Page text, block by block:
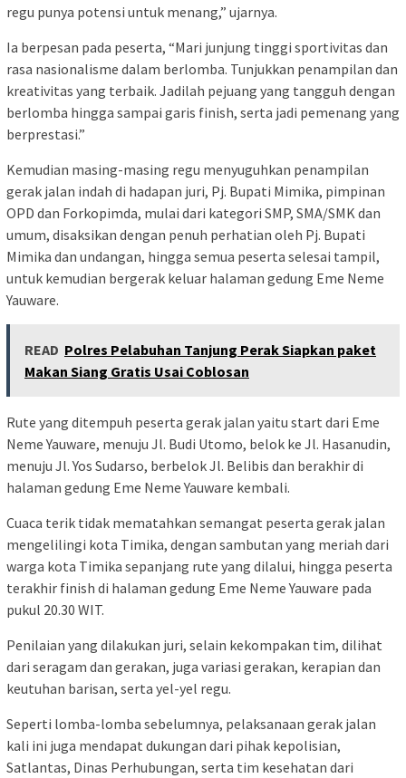
regu punya potensi untuk menang,” ujarnya.
Ia berpesan pada peserta, “Mari junjung tinggi sportivitas dan
rasa nasionalisme dalam berlomba. Tunjukkan penampilan dan
kreativitas yang terbaik. Jadilah pejuang yang tangguh dengan
berlomba hingga sampai garis finish, serta jadi pemenang yang
berprestasi.”
Kemudian masing-masing regu menyuguhkan penampilan
gerak jalan indah di hadapan juri, Pj. Bupati Mimika, pimpinan
OPD dan Forkopimda, mulai dari kategori SMP, SMA/SMK dan
umum, disaksikan dengan penuh perhatian oleh Pj. Bupati
Mimika dan undangan, hingga semua peserta selesai tampil,
untuk kemudian bergerak keluar halaman gedung Eme Neme
Yauware.
READ Polres Pelabuhan Tanjung Perak Siapkan paket
Makan Siang Gratis Usai Coblosan
Rute yang ditempuh peserta gerak jalan yaitu start dari Eme
Neme Yauware, menuju Jl. Budi Utomo, belok ke Jl. Hasanudin,
menuju Jl. Yos Sudarso, berbelok Jl. Belibis dan berakhir di
halaman gedung Eme Neme Yauware kembali.
Cuaca terik tidak mematahkan semangat peserta gerak jalan
mengelilingi kota Timika, dengan sambutan yang meriah dari
warga kota Timika sepanjang rute yang dilalui, hingga peserta
terakhir finish di halaman gedung Eme Neme Yauware pada
pukul 20.30 WIT.
Penilaian yang dilakukan juri, selain kekompakan tim, dilihat
dari seragam dan gerakan, juga variasi gerakan, kerapian dan
keutuhan barisan, serta yel-yel regu.
Seperti lomba-lomba sebelumnya, pelaksanaan gerak jalan
kali ini juga mendapat dukungan dari pihak kepolisian,
Satlantas, Dinas Perhubungan, serta tim kesehatan dari